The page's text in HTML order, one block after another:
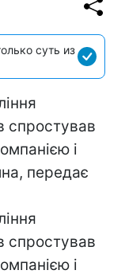
суть из
спростував
і
передає
спростував
і